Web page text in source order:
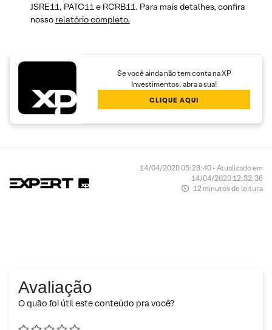
JSRE11, PATC11 e RCRB11. Para mais detalhes, confira
nosso relatório completo.
Se você ainda não tem conta na XP
Investimentos, abra a sua!
CLIQUE AQUI
14/04/2020 05:28:40 • Atualizado em
14/04/2020 12:32:36
12 minutos de leitura
Avaliação
O quão foi útil este conteúdo pra você?